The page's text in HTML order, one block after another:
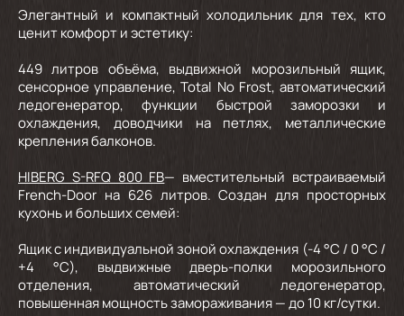
Элегантный и компактный холодильник для тех, кто
ценит комфорт и эстетику:
449 литров объёма, выдвижной морозильный ящик,
сенсорное управление, Total No Frost, автоматический
ледогенератор, функции быстрой заморозки и
охлаждения, доводчики на петлях, металлические
крепления балконов.
HIBERG S-RFQ 800 FB— вместительный встраиваемый
French-Door на 626 литров. Создан для просторных
кухонь и больших семей:
Ящик с индивидуальной зоной охлаждения (-4 °C / 0 °C /
+4 °C), выдвижные дверь-полки морозильного
отделения, автоматический ледогенератор,
повышенная мощность замораживания — до 10 кг/сутки.